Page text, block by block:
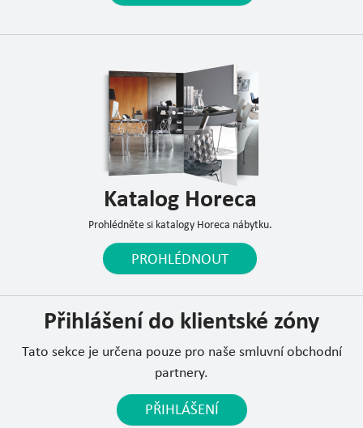
Katalog Horeca
Prohlédněte si katalogy Horeca nábytku.
PROHLÉDNOUT
Přihlášení do klientské zóny
Tato sekce je určena pouze pro naše smluvní obchodní
partnery.
PŘIHLÁŠENÍ